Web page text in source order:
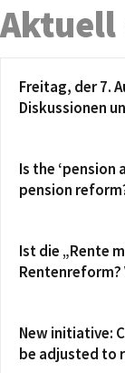
Aktuell
Freitag, der 7.
Diskussionen
Is the ‘pension
pension
Ist die „Rente
Rentenreform?
New initiative:
be adjusted to